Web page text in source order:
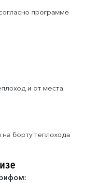
программе
и от места
борту теплохода